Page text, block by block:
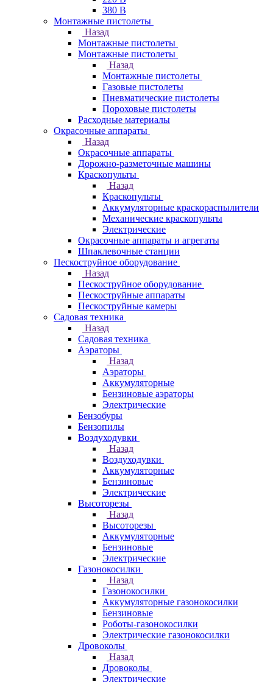
380 В
Монтажные пистолеты
Назад
Монтажные пистолеты
Монтажные пистолеты
Назад
Монтажные пистолеты
Газовые пистолеты
Пневматические пистолеты
Пороховые пистолеты
Расходные материалы
Окрасочные аппараты
Назад
Окрасочные аппараты
Дорожно-разметочные машины
Краскопульты
Назад
Краскопульты
Аккумуляторные краскораспылители
Механические краскопульты
Электрические
Окрасочные аппараты и агрегаты
Шпаклевочные станции
Пескоструйное оборудование
Назад
Пескоструйное оборудование
Пескоструйные аппараты
Пескоструйные камеры
Садовая техника
Назад
Садовая техника
Аэраторы
Назад
Аэраторы
Аккумуляторные
Бензиновые аэраторы
Электрические
Бензобуры
Бензопилы
Воздуходувки
Назад
Воздуходувки
Аккумуляторные
Бензиновые
Электрические
Высоторезы
Назад
Высоторезы
Аккумуляторные
Бензиновые
Электрические
Газонокосилки
Назад
Газонокосилки
Аккумуляторные газонокосилки
Бензиновые
Роботы-газонокосилки
Электрические газонокосилки
Дровоколы
Назад
Дровоколы
Электрические